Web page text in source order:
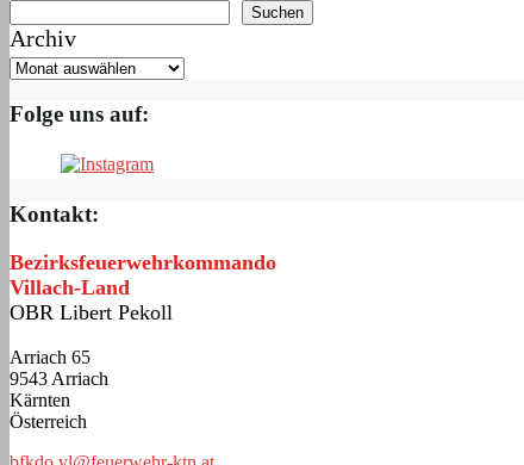
Suchen
Archiv
Folge uns auf:
Kontakt:
Bezirksfeuerwehrkommando
Villach-Land
OBR Libert Pekoll
Arriach 65
9543 Arriach
Kärnten
Österreich